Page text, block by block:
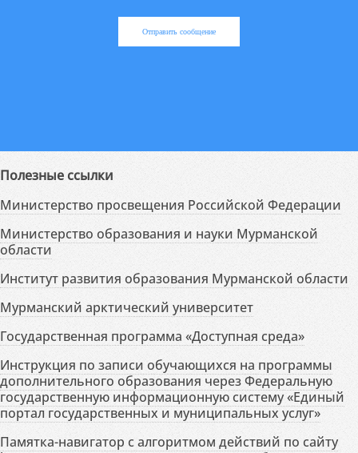
Отправить сообщение
Полезные ссылки
Министерство просвещения Российской Федерации
Министерство образования и науки Мурманской
области
Институт развития образования Мурманской области
Мурманский арктический университет
Государственная программа «Доступная среда»
Инструкция по записи обучающихся на программы
дополнительного образования через Федеральную
государственную информационную систему «Единый
портал государственных и муниципальных услуг»
Памятка-навигатор с алгоритмом действий по сайту